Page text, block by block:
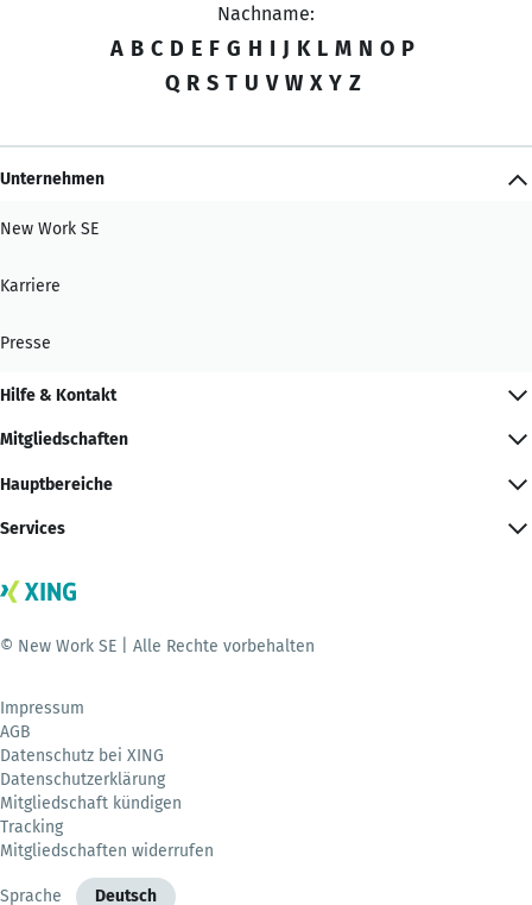
Nachname:
A B C D E F G H I J K L M N O P
Q R S T U V W X Y Z
Unternehmen
New Work SE
Karriere
Presse
Hilfe & Kontakt
Mitgliedschaften
Hauptbereiche
Services
© New Work SE | Alle Rechte vorbehalten
Impressum
AGB
Datenschutz bei XING
Datenschutzerklärung
Mitgliedschaft kündigen
Tracking
Mitgliedschaften widerrufen
Sprache Deutsch